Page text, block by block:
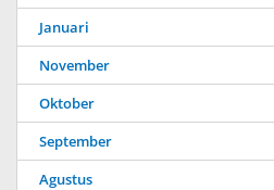
Januari
November
Oktober
September
Agustus